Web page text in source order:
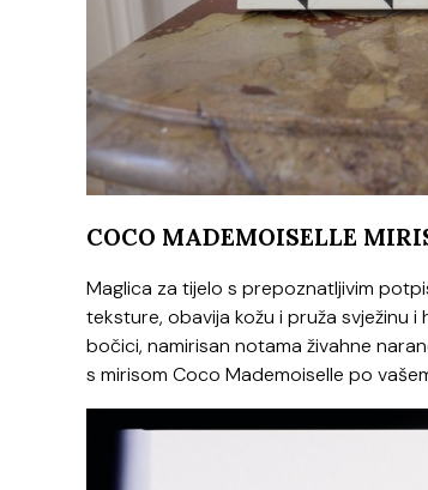
COCO MADEMOISELLE
Maglica za tijelo s prepoznatljivim
teksture, obavija kožu i pruža svježinu
bočici, namirisan notama živahne
s mirisom Coco Mademoiselle po